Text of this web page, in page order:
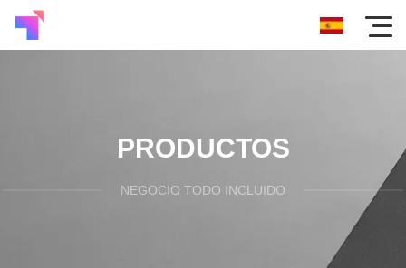
PRODUCTOS
NEGOCIO TODO INCLUIDO